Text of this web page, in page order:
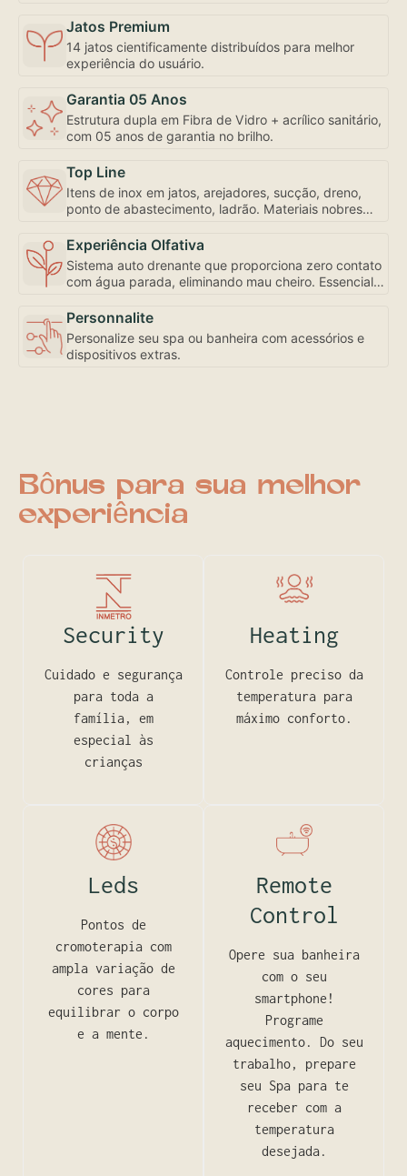
bem como a mais robusta motobomba do mercado –
uma exclusividade Amazon Spa focada em seu bem-
estar.
Jatos Premium
14 jatos cientificamente distribuídos para melhor
experiência do usuário.
Garantia 05 Anos
Estrutura dupla em Fibra de Vidro + acrílico sanitário,
com 05 anos de garantia no brilho.
Top Line
Itens de inox em jatos, arejadores, sucção, dreno,
ponto de abastecimento, ladrão. Materiais nobres
Experiência Olfativa
Sistema auto drenante que proporciona zero contato
com água parada, eliminando mau cheiro. Essencial
Personnalite
Personalize seu spa ou banheira com acessórios e
dispositivos extras.
Bônus para sua melhor
experiência
Security
Cuidado e segurança
para toda a
família, em
especial às
crianças
Heating
Controle preciso da
temperatura para
máximo conforto.
Leds
Pontos de
cromoterapia com
ampla variação de
cores para
equilibrar o corpo
e a mente.
Remote
Control
Opere sua banheira
com o seu
smartphone!
Programe
aquecimento. Do seu
trabalho, prepare
seu Spa para te
receber com a
temperatura
desejada.